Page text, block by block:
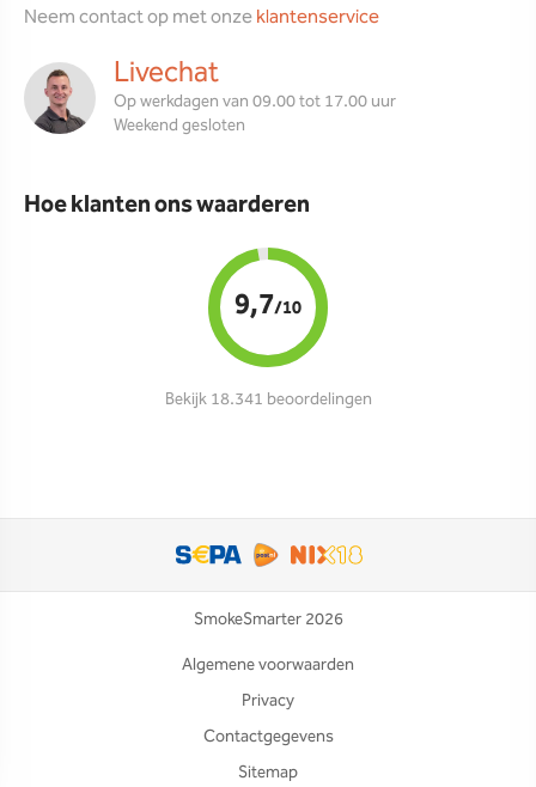
Neem contact op met onzeklantenservice
Livechat
Op werkdagen van 09.00 tot 17.00 uur
Weekend gesloten
Hoe klanten ons waarderen
9,7/10
Bekijk 18.341 beoordelingen
SmokeSmarter 2026
Algemene voorwaarden
Privacy
Contactgegevens
Sitemap